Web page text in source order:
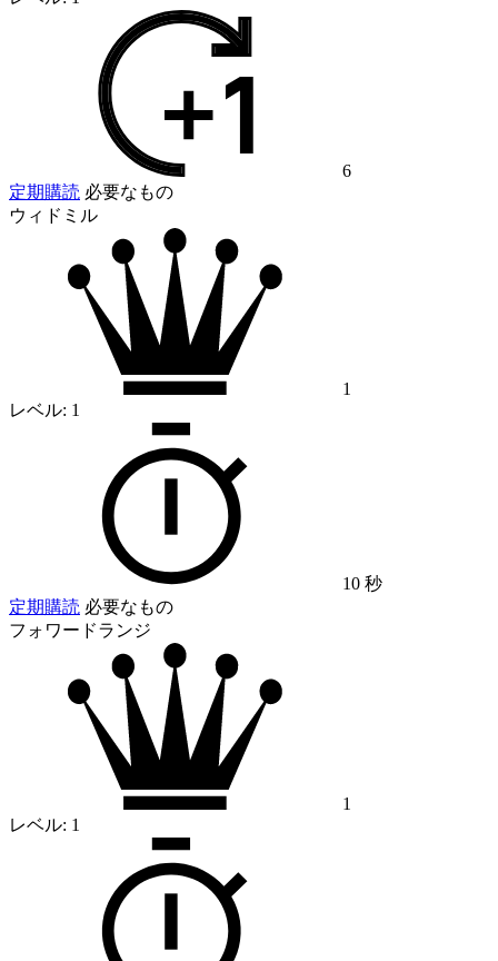
6
定期購読 必要なもの
ウィドミル
1
レベル: 1
10 秒
定期購読 必要なもの
フォワードランジ
1
レベル: 1